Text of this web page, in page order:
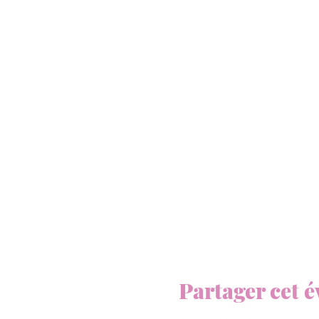
Partager cet